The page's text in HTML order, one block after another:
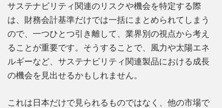
サステナビリティ関連のリスクや機会を特定する際
は、財務会計基準だけでは一括にまとめられてしまう
ので、一つひとつ引き離して、業界別の視点から考え
ることが重要です。そうすることで、風力や太陽エネ
ルギーなど、サステナビリティ関連製品における成長
の機会を見出せるかもしれません。
これは日本だけで見られるものではなく、他の市場で